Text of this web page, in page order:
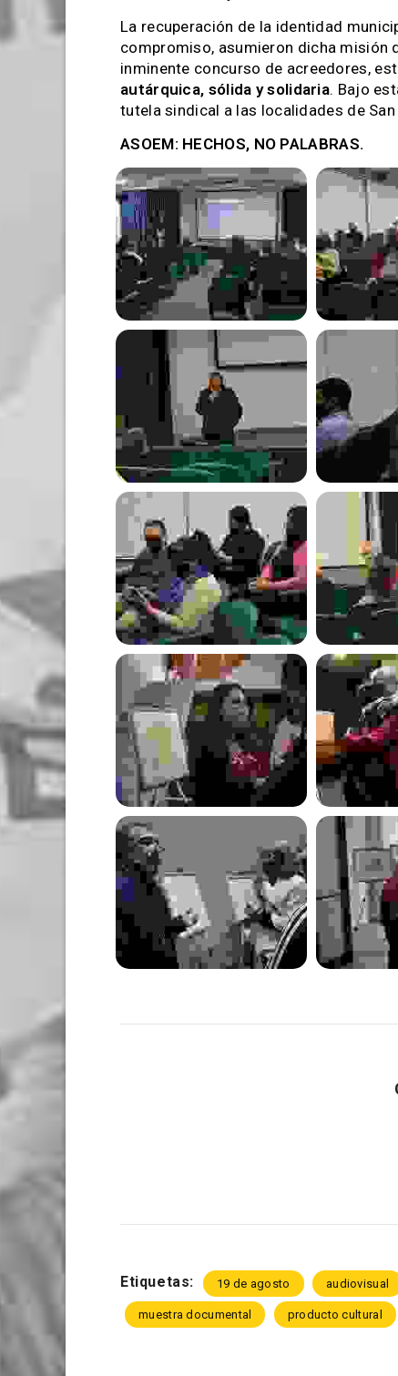
La recuperación de la identidad
compromiso, asumieron dicha misión
inminente concurso de acreedores,
autárquica, sólida y solidaria. Bajo
tutela sindical a las localidades de
ASOEM: HECHOS, NO PALABRAS.
Etiquetas: 19 de agosto audiovisual
muestra documental producto cultural